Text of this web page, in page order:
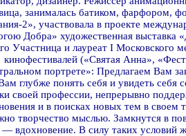
занималась батиком, фарфором,
2», участвовала в проекте
Добра» художественная
Участница и лауреат I
кинофестивалей («Святая Анна»,
портрете»: Предлагаем Вам
глубже понять себя и увидеть
своей профессии, непрерывно
и в поисках новых тем в своем
творчество мыслью. Замкнутся в
вдохновение. В силу таких условий